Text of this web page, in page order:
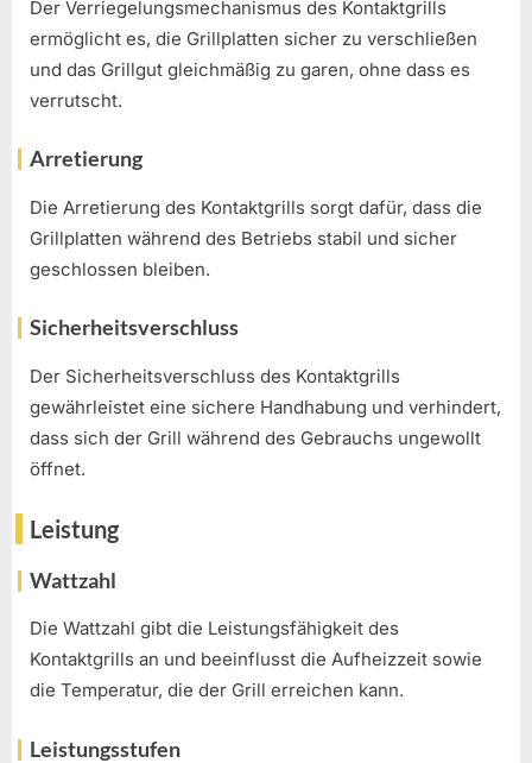
Der Verriegelungsmechanismus des Kontaktgrills
ermöglicht es, die Grillplatten sicher zu verschließen
und das Grillgut gleichmäßig zu garen, ohne dass es
verrutscht.
Arretierung
Die Arretierung des Kontaktgrills sorgt dafür, dass die
Grillplatten während des Betriebs stabil und sicher
geschlossen bleiben.
Sicherheitsverschluss
Der Sicherheitsverschluss des Kontaktgrills
gewährleistet eine sichere Handhabung und verhindert,
dass sich der Grill während des Gebrauchs ungewollt
öffnet.
Leistung
Wattzahl
Die Wattzahl gibt die Leistungsfähigkeit des
Kontaktgrills an und beeinflusst die Aufheizzeit sowie
die Temperatur, die der Grill erreichen kann.
Leistungsstufen